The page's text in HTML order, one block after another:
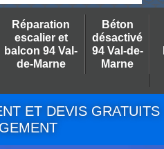
Réparation
escalier et
balcon 94 Val-
de-Marne
Béton
désactivé
94 Val-de-
Marne
ET DEVIS GRATUITS